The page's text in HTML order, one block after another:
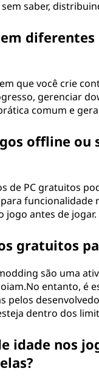
saber,
que você crie
gerenciar
comum e
offline
de PC gratuitos
jogo antes de jogar.
gratuitos
são uma
entanto, é
pelos
dentro dos
idade nos